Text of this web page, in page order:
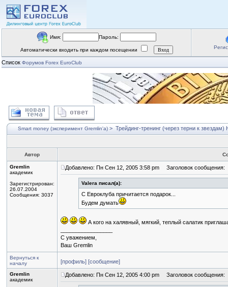
Имя: Пароль:
Автоматически входить при каждом посещении
Список Форумов Forex EuroClub
Smart money (эксперимент Gremlin'a) > Трейдинг-тренинг (через терни к звездам)
Автор
Gremlin
академик
Зарегистрирован:
26.07.2004
Сообщения: 3037
Добавлено: Пн Сен 12, 2005 3:58 pm Заголовок сообщения:
Valera писал(а):
С Евроклуба причитается подарок...
Будем думать
А кого на халявный, мягкий, теплый салатик
С уважением,
Ваш Gremlin
Вернуться к
началу
[профиль] [сообщение]
Gremlin
академик
Добавлено: Пн Сен 12, 2005 4:00 pm Заголовок сообщения: